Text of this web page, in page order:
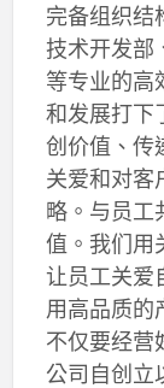
完备组织结
技术开发部
等专业的高
和发展打下
创价值、传
关爱和对客
略。与员工
值。我们用
让员工关爱
用高品质的
不仅要经营
公司自创立